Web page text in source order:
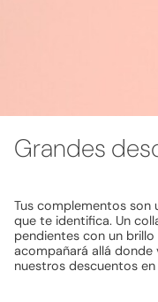
Grandes
Tus complementos son
que te identifica. Un
pendientes con un
acompañará allá donde
nuestros descuentos